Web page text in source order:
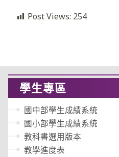
Post Views: 254
學生專區
國中部學生成績系統
國小部學生成績系統
教科書選用版本
教學進度表